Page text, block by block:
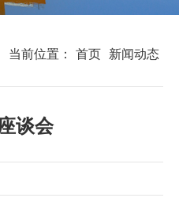
当前位置： 首页 新闻动态
谈会